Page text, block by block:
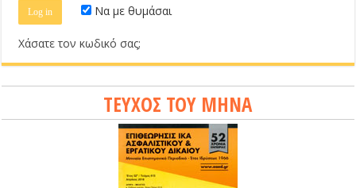
Να με θυμάσαι
Χάσατε τον κωδικό σας;
ΤΕΥΧΟΣ ΤΟΥ ΜΗΝΑ